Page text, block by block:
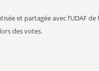
et partagée avec l’UDAF
des votes.